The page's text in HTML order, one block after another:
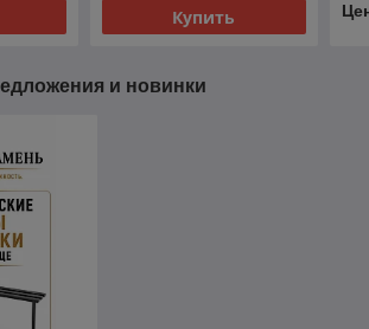
Купить
и новинки